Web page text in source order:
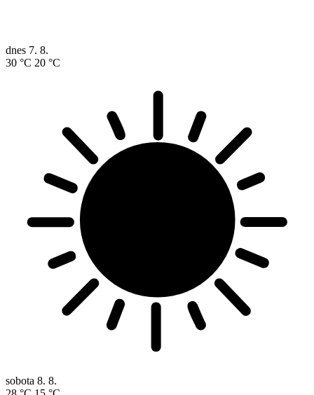
dnes 7. 8.
30 °C 20 °C
sobota 8. 8.